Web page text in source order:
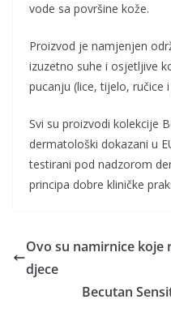
vode sa površine kože.
Proizvod je namjenjen
izuzetno suhe i osjetljive
pucanju (lice, tijelo, ručice
Svi su proizvodi kolekcije
dermatološki dokazani u
testirani pod nadzorom
principa dobre kliničke
Ovo su namirnice koje
djece
Becutan